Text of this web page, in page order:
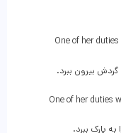
One of her
گردش بیرون ببرد.
One of her duties
پارک ببرد.